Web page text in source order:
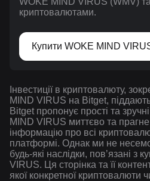
криптовалютами.
Купити WOKE MIND
Інвестиції в криптовалюту,
MIND VIRUS на Bitget,
Bitget пропонує прості та
MIND VIRUS миттєво та
інформацію про всі
платформі. Однак ми не несемо
будь-які наслідки, повʼязані з
VIRUS. Ця сторінка та її
якої конкретної криптовалюти